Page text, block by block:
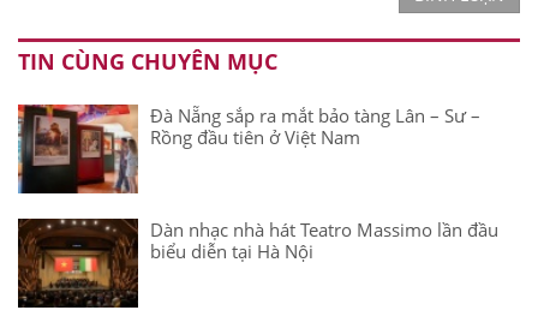
TIN CÙNG CHUYÊN MỤC
Đà Nẵng sắp ra mắt bảo tàng Lân – Sư –
Rồng đầu tiên ở Việt Nam
Dàn nhạc nhà hát Teatro Massimo lần đầu
biểu diễn tại Hà Nội